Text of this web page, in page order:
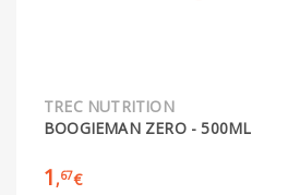
TREC NUTRITION
BOOGIEMAN ZERO - 500ML
1 ,67€